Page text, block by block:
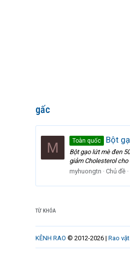
gấc
M Toàn quốc Bột
Bột gạo lứt mè đen
giảm Cholesterol
myhuongtn
Chủ đề
TỪ KHÓA
KÊNH RAO © 2012-2026 | Rao